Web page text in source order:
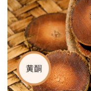
资
讯
八
点